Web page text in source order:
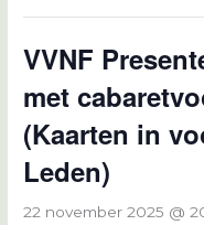
VVNF
met
(Kaarten in
Leden)
22 november 2025 @